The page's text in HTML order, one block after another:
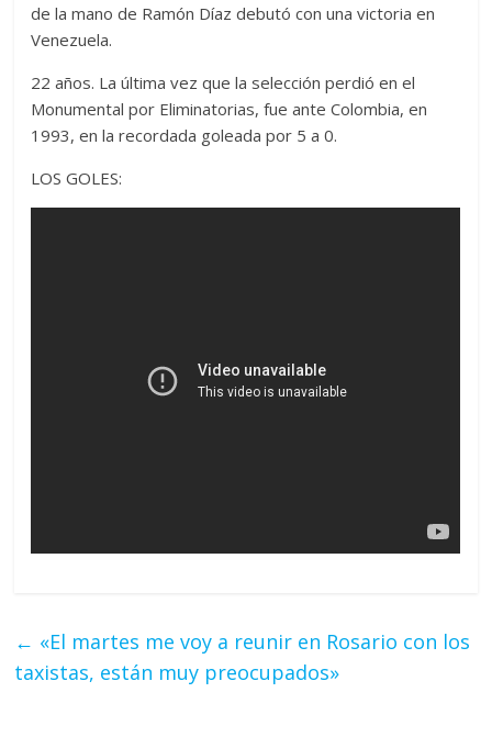
de la mano de Ramón Díaz debutó con una victoria en
Venezuela.
22 años. La última vez que la selección perdió en el
Monumental por Eliminatorias, fue ante Colombia, en
1993, en la recordada goleada por 5 a 0.
LOS GOLES:
← «El martes me voy a reunir en Rosario con los
taxistas, están muy preocupados»